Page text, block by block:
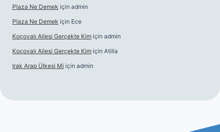
Plaza Ne Demek için admin
Plaza Ne Demek için Ece
Koçovalı Ailesi Gerçekte Kim için admin
Koçovalı Ailesi Gerçekte Kim için Atilla
Irak Arap Ülkesi Mi için admin